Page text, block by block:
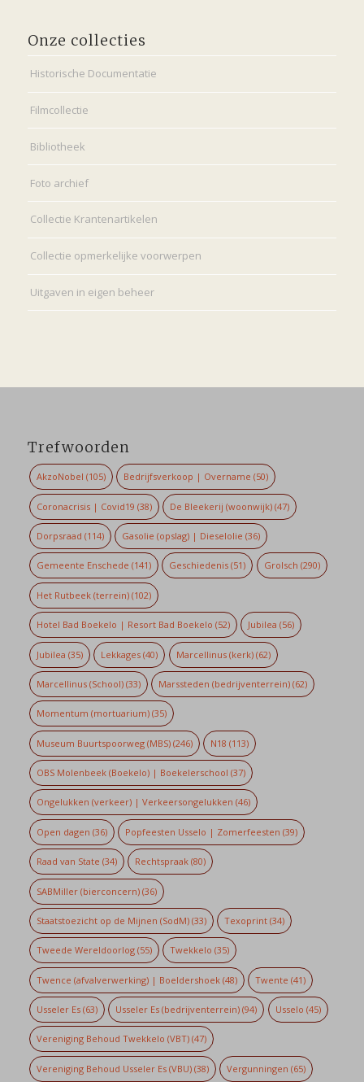
Onze collecties
Historische Documentatie
Filmcollectie
Bibliotheek
Foto archief
Collectie Krantenartikelen
Collectie opmerkelijke voorwerpen
Uitgaven in eigen beheer
Trefwoorden
AkzoNobel (105) Bedrijfsverkoop | Overname (50)
Coronacrisis | Covid19 (38) De Bleekerij (woonwijk) (47)
Dorpsraad (114) Gasolie (opslag) | Dieselolie (36)
Gemeente Enschede (141) Geschiedenis (51) Grolsch (290)
Het Rutbeek (terrein)(102)
Hotel Bad Boekelo | Resort Bad Boekelo (52) Jubilea (56)
Jubilea (35) Lekkages (40) Marcellinus (kerk)(62)
Marcellinus (School)(33) Marssteden (bedrijventerrein) (62)
Momentum (mortuarium)(35)
Museum Buurtspoorweg (MBS)(246) N18 (113)
OBS Molenbeek (Boekelo) | Boekelerschool (37)
Ongelukken (verkeer) | Verkeersongelukken (46)
Open dagen (36) Popfeesten Usselo | Zomerfeesten (39)
Raad van State (34) Rechtspraak (80)
SABMiller (bierconcern)(36)
Staatstoezicht op de Mijnen (SodM)(33) Texoprint (34)
Tweede Wereldoorlog(55) Twekkelo (35)
Twence (afvalverwerking) | Boeldershoek(48) Twente (41)
Usseler Es(63) Usseler Es (bedrijventerrein) (94) Usselo (45)
Vereniging Behoud Twekkelo (VBT)(47)
Vereniging Behoud Usseler Es (VBU)(38) Vergunningen (65)